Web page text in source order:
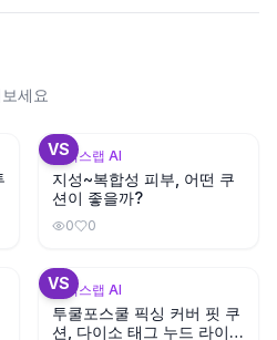
세요
VS
뷰틱스랩 AI
지성~복합성 피부, 어떤 쿠
션이 좋을까?
0 0
VS
뷰틱스랩 AI
투쿨포스쿨 픽싱 커버 핏 쿠
션, 다이소 태그 누드 라이트